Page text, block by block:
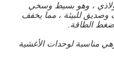
، وهو بسيط وسخي
للبيئة ، مما يخفف
الطاقة.
مناسبة لوحدات الأغشية